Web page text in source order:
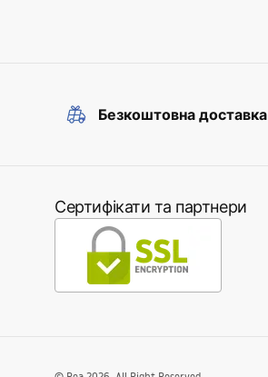
Безкоштовна доставка
Сертифікати та партнери